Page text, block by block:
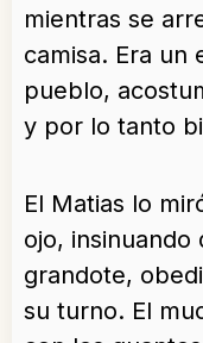
mientras se
camisa. Era un
pueblo,
y por lo tanto
El Matias lo
ojo, insinuando
grandote,
su turno. El